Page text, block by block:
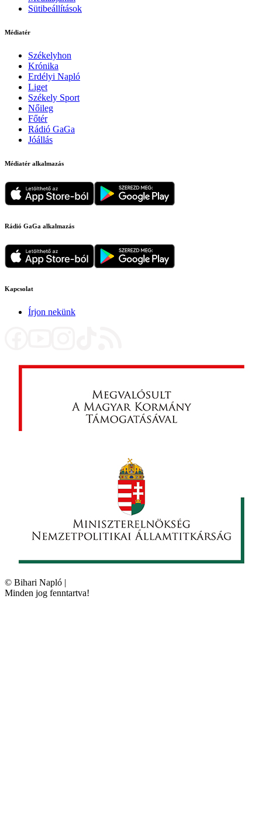
Sütibeállítások
Médiatér
Székelyhon
Krónika
Erdélyi Napló
Liget
Székely Sport
Nőileg
Főtér
Rádió GaGa
Jóállás
Médiatér alkalmazás
Rádió GaGa alkalmazás
Kapcsolat
Írjon nekünk
© Bihari Napló |
Minden jog fenntartva!